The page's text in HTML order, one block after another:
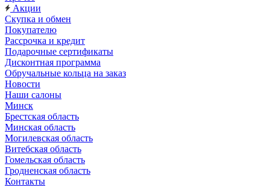
Акции
Скупка и обмен
Покупателю
Рассрочка и кредит
Подарочные сертификаты
Дисконтная программа
Обручальные кольца на заказ
Новости
Наши салоны
Минск
Брестская область
Минская область
Могилевская область
Витебская область
Гомельская область
Гродненская область
Контакты